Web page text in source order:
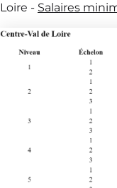
Loire - Salaires